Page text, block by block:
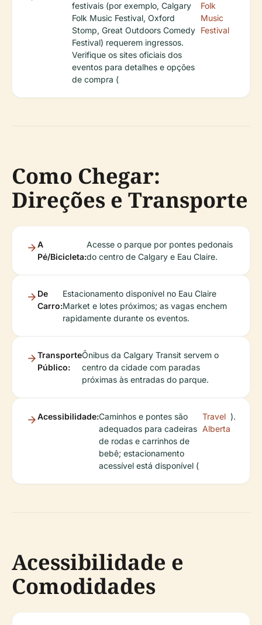
festivais (por exemplo, Calgary
Folk Music Festival, Oxford
Stomp, Great Outdoors Comedy
Festival) requerem ingressos.
Verifique os sites oficiais dos
eventos para detalhes e opções
de compra (
Folk
Music
Festival
Como Chegar:
Direções e Transporte
A
Pé/Bicicleta:
Acesse o parque por pontes pedonais
do centro de Calgary e Eau Claire.
De
Carro:
Estacionamento disponível no Eau Claire
Market e lotes próximos; as vagas enchem
rapidamente durante os eventos.
Transporte
Público:
Ônibus da Calgary Transit servem o
centro da cidade com paradas
próximas às entradas do parque.
Acessibilidade:Caminhos e pontes são
adequados para cadeiras
de rodas e carrinhos de
bebê; estacionamento
acessível está disponível (
Travel
Alberta
).
Acessibilidade e
Comodidades